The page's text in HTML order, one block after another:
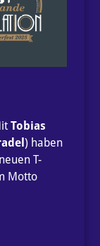
Tobias
) haben
T-
Motto